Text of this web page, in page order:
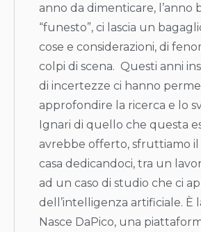
anno da dimenticare, l’anno
“funesto”, ci lascia un
cose e considerazioni, di
colpi di scena. Questi anni
di incertezze ci hanno
approfondire la ricerca e lo
Ignari di quello che questa
avrebbe offerto, sfruttiamo
casa dedicandoci, tra un
ad un caso di studio che ci
dell’intelligenza artificiale. È
Nasce DaPico, una